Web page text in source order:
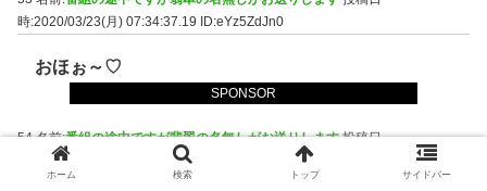
SPONSOR
時:2020/03/23(月) 07:34:37.19 ID:eYz5ZdJn0
おほぉ～♡
54 名前:番組の途中ですが翡翠の名無しがお送りします投稿日
時:2020/03/23(月) 07:34:40.90
ホーム 検索 トップ サイドバー